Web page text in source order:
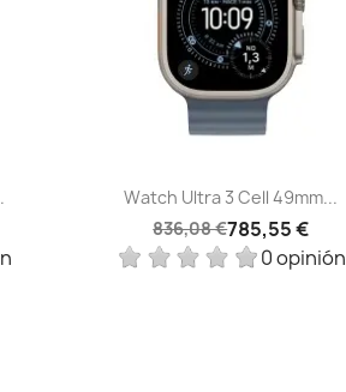
 Vista rápida
Watch Ultra 3 Cell 49mm...
836,08 €785,55 €
0 opinión